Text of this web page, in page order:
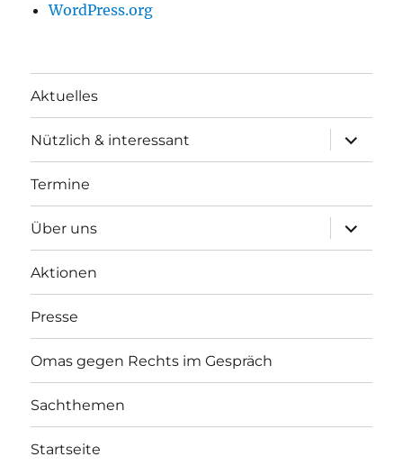
WordPress.org
Aktuelles
Nützlich & interessant
anzeigen
Termine
Über uns
anzeigen
Aktionen
Presse
Omas gegen Rechts im Gespräch
Sachthemen
Startseite